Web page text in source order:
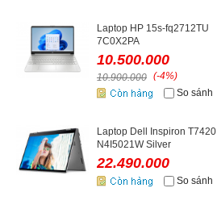
Laptop HP 15s-fq2712TU
7C0X2PA
10.500.000
10.900.000 (-4%)
So sánh
Laptop Dell Inspiron T7420
N4I5021W Silver
22.490.000
So sánh